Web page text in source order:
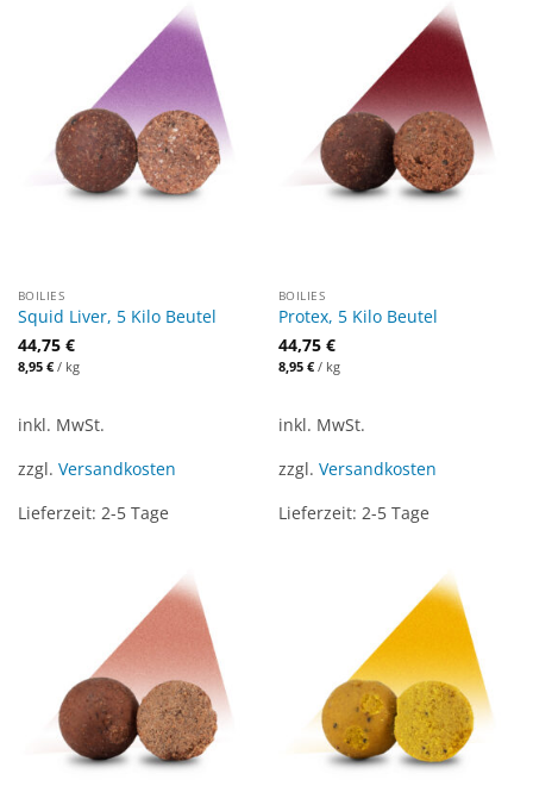
BOILIES
Squid Liver, 5 Kilo Beutel
44,75 €
8,95 €/ kg
inkl. MwSt.
zzgl. Versandkosten
Lieferzeit: 2-5 Tage
BOILIES
Protex, 5 Kilo Beutel
44,75 €
8,95 €/ kg
inkl. MwSt.
zzgl. Versandkosten
Lieferzeit: 2-5 Tage